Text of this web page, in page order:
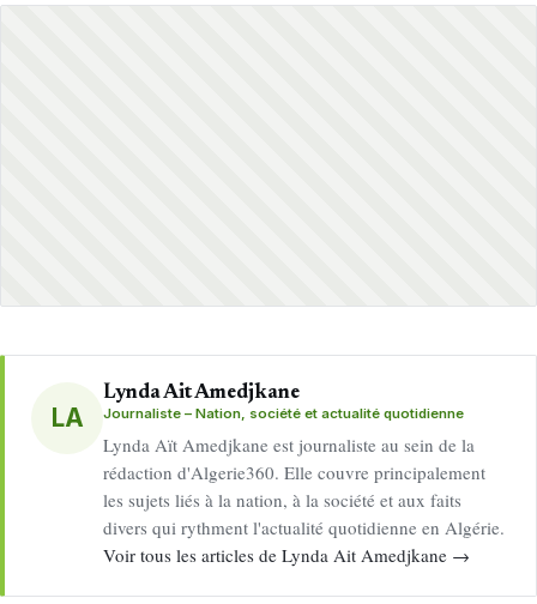
LA
Lynda Ait Amedjkane
Journaliste – Nation, société et actualité quotidienne
Lynda Aït Amedjkane est journaliste au sein de la
rédaction d'Algerie360. Elle couvre principalement
les sujets liés à la nation, à la société et aux faits
divers qui rythment l'actualité quotidienne en Algérie.
Voir tous les articles de Lynda Ait Amedjkane →